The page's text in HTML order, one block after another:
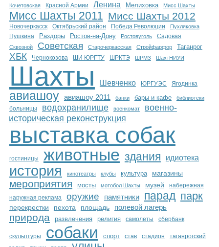
Каталог
Гороскоп
Карты
Фотогалерея
Кочетовская Красной Армии Ленина Мелиховка Мисс Шахты
Мисс Шахты 2011 Мисс Шахты 2012
Новочеркасск Октябрьский район Победа Революции Пухляковка
Пушкина Раздоры Ростов-на-Дону Ростовуголь Садовая
Сквозной Советская Старочеркасская Стройфарфор Таганрог
ХБК Чернокозова ШИ ЮРГТУ ШРКТЭ ШРМЗ ШахтНИУИ
Шахты Шевченко ЮРГУЭС Ягодинка
авиашоу авиашоу 2011 банки бары и кафе
библиотеки
больницы
водохранилище военкомат
военно-
историческая реконструкция
выставка собак
гостиницы животные здания идиотека
история кинотеатры клубы культура магазины
мероприятия мосты мотобол Шахты музей
набережная
наружная реклама
оружие памятники парад парк
перекрестки пехота площадь полевой лагерь
природа развлечения религия самолеты сбербанк
скульптуры собаки спорт став стадион
таганрогский